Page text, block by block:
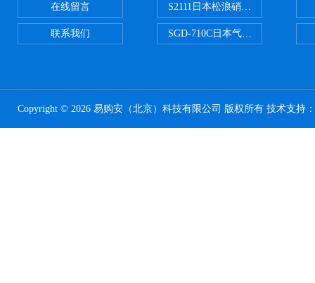
在线留言
联系我们
S2111日本松浪硝子载玻片
SGD-710C日本气体分割器
Copyright © 2026 易购安（北京）科技有限公司 版权所有 技术支持：